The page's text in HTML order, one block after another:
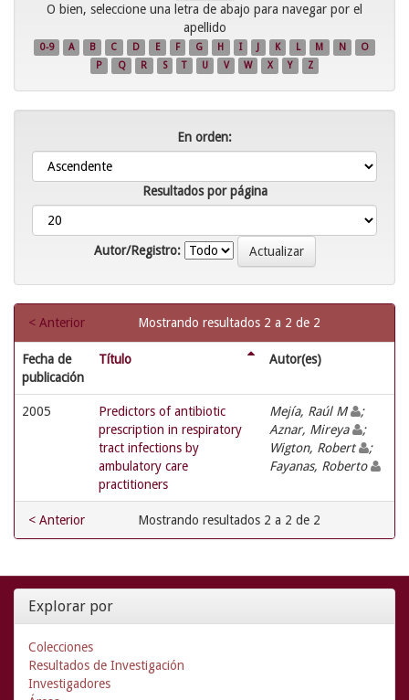
O bien, seleccione una letra de abajo para navegar por el
apellido
0-9 A B C D E F G H I J K L M N
O
P
Q R S T U V W X Y Z
En orden:
Resultados por página
Autor/Registro:
Mostrando resultados 2 a 2 de 2
< Anterior
Fecha de
publicación
Título Autor(es)
2005
Predictors of antibiotic
prescription in respiratory
tract infections by
ambulatory care
practitioners
Mejía, Raúl M
;
Aznar, Mireya
;
Wigton, Robert
;
Fayanas, Roberto
Mostrando resultados 2 a 2 de 2
< Anterior
Explorar por
Colecciones
Resultados de Investigación
Investigadores